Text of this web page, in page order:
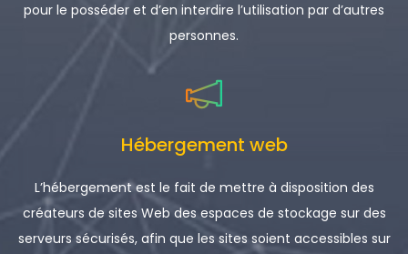
pour le posséder et d’en interdire l’utilisation par d’autres
personnes.
Hébergement web
L’hébergement est le fait de mettre à disposition des
créateurs de sites Web des espaces de stockage sur des
serveurs sécurisés, afin que les sites soient accessibles sur